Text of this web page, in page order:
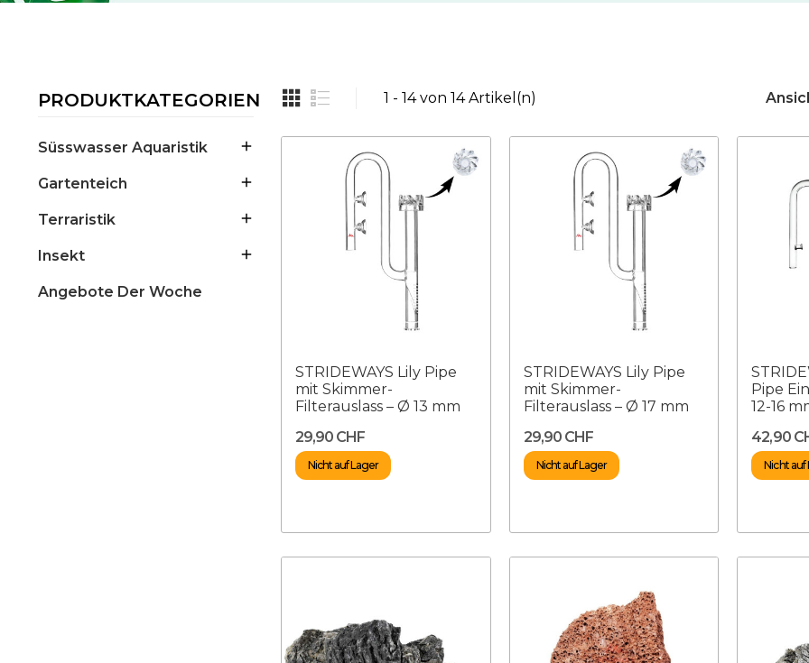
PRODUKTKATEGORIEN
Süsswasser Aquaristik 
Gartenteich 
Terraristik 
Insekt 
Angebote Der Woche
1 - 14 von 14 Artikel(n)
STRIDEWAYS Lily Pipe
mit Skimmer-
Filterauslass – Ø 13 mm
29,90 CHF
Nicht auf Lager
STRIDEWAYS Lily Pipe
mit Skimmer-
Filterauslass – Ø 17 mm
29,90 CHF
Nicht auf Lager
Pipe
12-16
42,90
Nicht auf